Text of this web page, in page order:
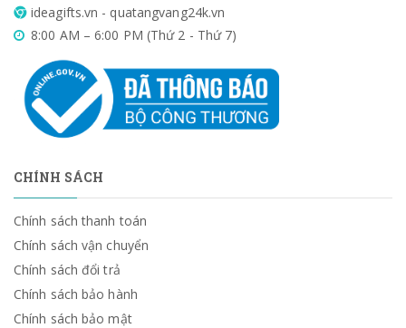
ideagifts.vn - quatangvang24k.vn
8:00 AM – 6:00 PM (Thứ 2 - Thứ 7)
CHÍNH SÁCH
Chính sách thanh toán
Chính sách vận chuyển
Chính sách đổi trả
Chính sách bảo hành
Chính sách bảo mật